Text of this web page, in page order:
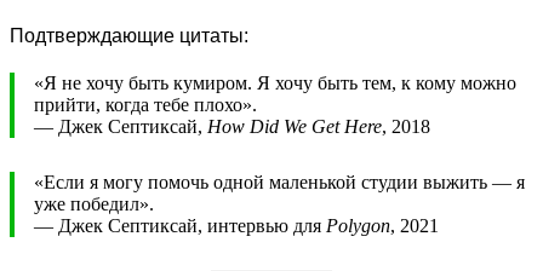
Подтверждающие цитаты:
«Я не хочу быть кумиром. Я хочу быть тем, к кому можно
прийти, когда тебе плохо».
— Джек Септиксай, How Did We Get Here, 2018
«Если я могу помочь одной маленькой студии выжить — я
уже победил».
— Джек Септиксай, интервью для Polygon, 2021